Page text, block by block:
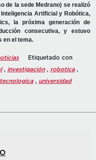
de la sede Medrano) se realizó
Artificial y Robótica,
la próxima generación de
consecutiva, y estuvo
en el tema.
Etiquetado con
, investigación, robotica,
, universidad